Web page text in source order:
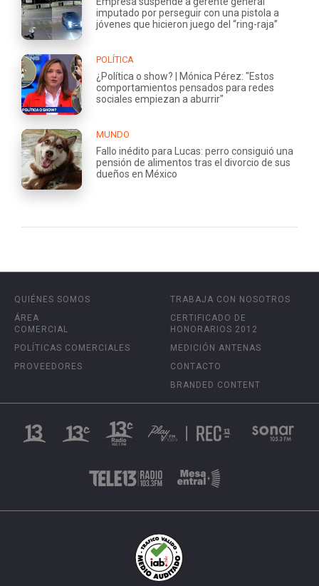
imputado por perseguir con una pistola a
jóvenes que hicieron juego del “ring-raja”
POLÍTICA
¿Política o show? | Mónica Pérez: "Estos
comportamientos pensados para redes
sociales empiezan a aburrir"
MUNDO
Fallo inédito para Lucas: perro consiguió una
pensión de alimentos tras el divorcio de sus
dueños en México
QUIÉNES SOMOS
ÁREA
COMERCIAL
POLÍTICAS COMERCIALES
PROVEEDORES
TRABAJA CON NOSOTROS
CERTIFICADO DE
HONORARIOS 2012
MEDICIÓN ANTENAS
CONTACTO
BRANDED CONTENT